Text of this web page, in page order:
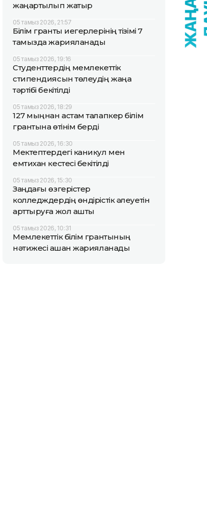
жаңартылып жатыр
05 тамыз 2026, 21:57
Білім гранты иегерлерінің тізімі 7
тамызда жарияланады
05 тамыз 2026, 19:16
Студенттердің мемлекеттік
стипендиясын төлеудің жаңа
тәртібі бекітілді
05 тамыз 2026, 18:29
127 мыңнан астам талапкер білім
грантына өтінім берді
05 тамыз 2026, 16:30
Мектептердегі каникул мен
емтихан кестесі бекітілді
05 тамыз 2026, 15:30
Заңдағы өзгерістер
колледждердің өндірістік әлеуетін
арттыруға жол ашты
05 тамыз 2026, 10:31
Мемлекеттік білім грантының
нәтижесі қашан жарияланады